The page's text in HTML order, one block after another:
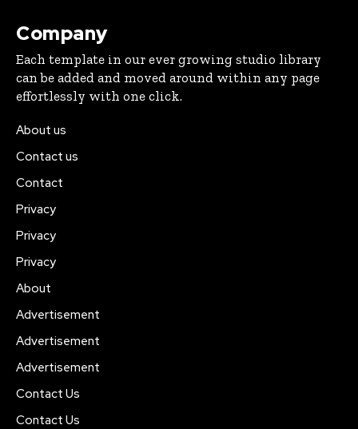
Company
Each template in our ever growing studio library
can be added and moved around within any page
effortlessly with one click.
About us
Contact us
Contact
Privacy
Privacy
Privacy
About
Advertisement
Advertisement
Advertisement
Contact Us
Contact Us